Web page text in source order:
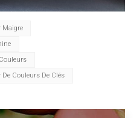
Maigre
De Couleurs De Clés